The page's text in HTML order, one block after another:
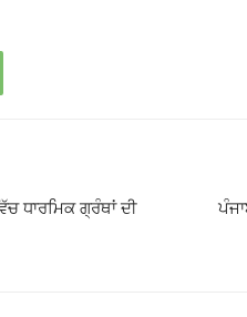
ਧਾਰਮਿਕ ਗ੍ਰੰਥਾਂ ਦੀ